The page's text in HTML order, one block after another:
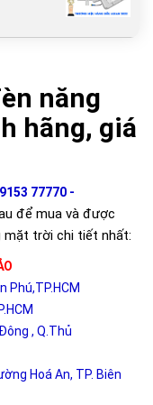
năng
hãng, giá
77770 -
để mua và được
mặt trời chi tiết nhất:
Phú,TP.HCM
, Q.Thủ
Hoá An, TP. Biên